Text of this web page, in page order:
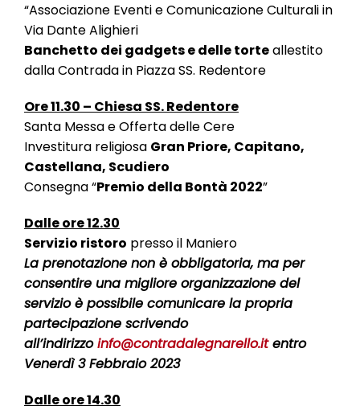
“Associazione Eventi e Comunicazione Culturali in
Via Dante Alighieri
Banchetto dei gadgets e delle torteallestito
dalla Contrada in Piazza SS. Redentore
Ore 11.30 – Chiesa SS. Redentore
Santa Messa e Offerta delle Cere
Investitura religiosa Gran Priore, Capitano,
Castellana, Scudiero
Consegna “Premio della Bontà 2022”
Dalle ore 12.30
Servizio ristoro presso il Maniero
La prenotazione non è obbligatoria, ma per
consentire una migliore organizzazione del
servizio è possibile comunicare la propria
partecipazione scrivendo
all’indirizzoinfo@contradalegnarello.itentro
Venerdì 3 Febbraio 2023
Dalle ore 14.30